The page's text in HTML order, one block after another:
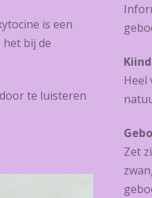
is een
bij de
te luisteren
Heel
Zet